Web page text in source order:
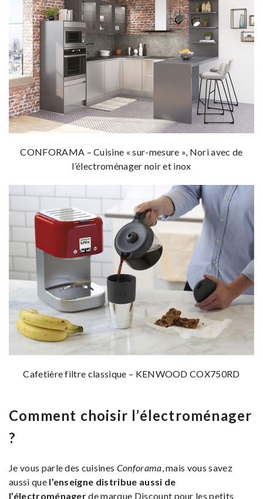
CONFORAMA – Cuisine « sur-mesure », Nori avec de
l’électroménager noir et inox
Cafetière filtre classique – KENWOOD COX750RD
Comment choisir l’électroménager
?
Je vous parle des cuisines Conforama , mais vous savez
aussi que l’enseigne distribue aussi de
l’électroménagerde marque Discount pour les petits